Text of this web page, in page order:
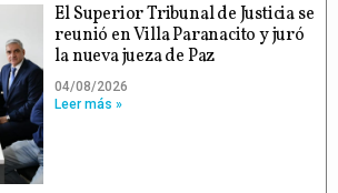
El Superior Tribunal de Justicia se
reunió en Villa Paranacito y juró
la nueva jueza de Paz
04/08/2026
Leer más »